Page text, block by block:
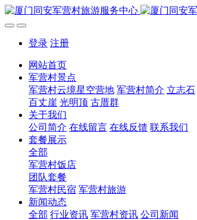
登录 注册
网站首页
军营村景点
军营村云境星空营地 军营村简介 立志石
百丈崖 光明顶 古厝群
关于我们
公司简介 在线留言 在线反馈 联系我们
套餐展示
全部
军营村饭店
团队套餐
军营村民宿 军营村旅游
新闻动态
全部 行业资讯 军营村资讯 公司新闻